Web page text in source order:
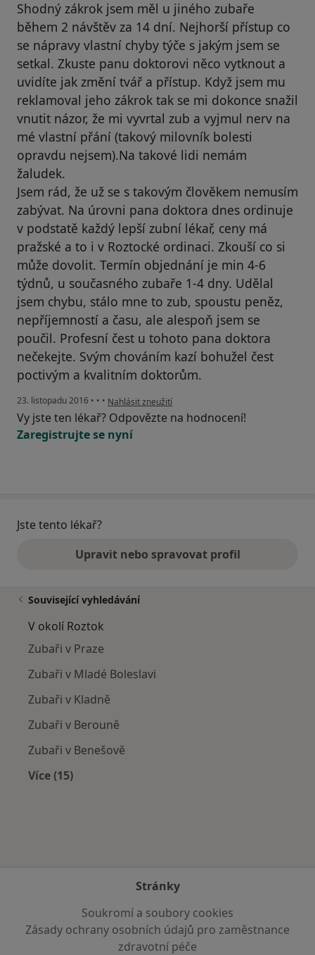
Shodný zákrok jsem měl u jiného zubaře
během 2 návštěv za 14 dní. Nejhorší přístup co
se nápravy vlastní chyby týče s jakým jsem se
setkal. Zkuste panu doktorovi něco vytknout a
uvidíte jak změní tvář a přístup. Když jsem mu
reklamoval jeho zákrok tak se mi dokonce snažil
vnutit názor, že mi vyvrtal zub a vyjmul nerv na
mé vlastní přání (takový milovník bolesti
opravdu nejsem).Na takové lidi nemám
žaludek.
Jsem rád, že už se s takovým člověkem nemusím
zabývat. Na úrovni pana doktora dnes ordinuje
v podstatě každý lepší zubní lékař, ceny má
pražské a to i v Roztocké ordinaci. Zkouší co si
může dovolit. Termín objednání je min 4-6
týdnů, u současného zubaře 1-4 dny. Udělal
jsem chybu, stálo mne to zub, spoustu peněz,
nepříjemností a času, ale alespoň jsem se
poučil. Profesní čest u tohoto pana doktora
nečekejte. Svým chováním kazí bohužel čest
poctivým a kvalitním doktorům.
23. listopadu 2016 • • • podle názoru uživatele Váš účet byl odstraněn
Nahlásit zneužití
Vy jste ten lékař? Odpovězte na hodnocení!
Zaregistrujte se nyní
Jste tento lékař?
Upravit nebo spravovat profil
Související vyhledávání
V okolí Roztok
Zubaři v Praze
Zubaři v Mladé Boleslavi
Zubaři v Kladně
Zubaři v Berouně
Zubaři v Benešově
Více (15)
Stránky
Soukromí a soubory cookies
Zásady ochrany osobních údajů pro zaměstnance
zdravotní péče